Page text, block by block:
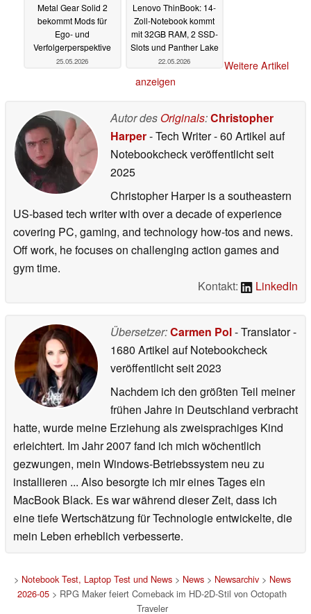
Metal Gear Solid 2
bekommt Mods für
Ego- und
Verfolgerperspektive
25.05.2026
Lenovo ThinBook: 14-
Zoll-Notebook kommt
mit 32GB RAM, 2 SSD-
Slots und Panther Lake
22.05.2026
Weitere Artikel
anzeigen
Autor des Originals:Christopher
Harper- Tech Writer- 60 Artikel auf
Notebookcheck veröffentlichtseit
2025
Christopher Harper is a southeastern
US-based tech writer with over a decade of experience
covering PC, gaming, and technology how-tos and news.
Off work, he focuses on challenging action games and
gym time.
Kontakt:
LinkedIn
Übersetzer:Carmen Pol- Translator-
1680 Artikel auf Notebookcheck
veröffentlichtseit 2023
Nachdem ich den größten Teil meiner
frühen Jahre in Deutschland verbracht
hatte, wurde meine Erziehung als zweisprachiges Kind
erleichtert. Im Jahr 2007 fand ich mich wöchentlich
gezwungen, mein Windows-Betriebssystem neu zu
installieren ... Also besorgte ich mir eines Tages ein
MacBook Black. Es war während dieser Zeit, dass ich
eine tiefe Wertschätzung für Technologie entwickelte, die
mein Leben erheblich verbesserte.
> Notebook Test, Laptop Test und News> News> Newsarchiv> News
2026-05 > RPG Maker feiert Comeback im HD-2D-Stil von Octopath
Traveler